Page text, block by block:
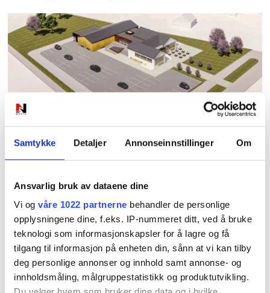
Samtykke Detaljer Annonseinnstillinger Om
Ansvarlig bruk av dataene dine
Vi og våre 1022 partnerne behandler de personlige
opplysningene dine, f.eks. IP-nummeret ditt, ved å bruke
teknologi som informasjonskapsler for å lagre og få
tilgang til informasjon på enheten din, sånn at vi kan tilby
deg personlige annonser og innhold samt annonse- og
innholdsmåling, målgruppestatistikk og produktutvikling.
PLUS
Nå starter forvandlingen:
møtested